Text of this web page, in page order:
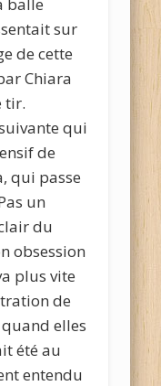
sur
de cette
Chiara
tir.
qui
de
qui passe
un
du
obsession
plus vite
de
elles
été au
entendu